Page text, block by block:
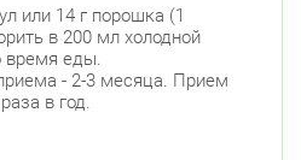
или 14 г порошка (1
в 200 мл холодной
время еды.
- 2-3 месяца. Прием
в год.